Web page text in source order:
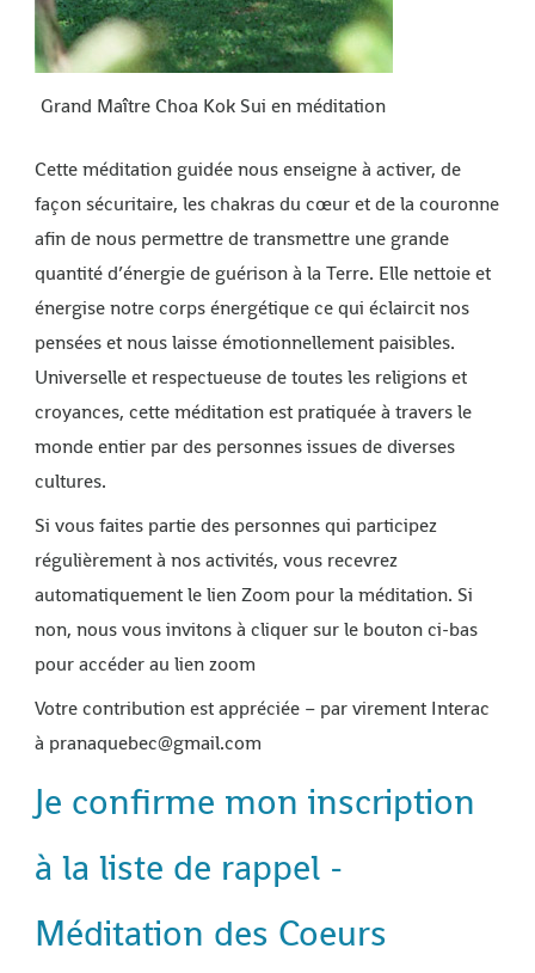
Grand Maître Choa Kok Sui en méditation
Cette méditation guidée nous enseigne à activer, de
façon sécuritaire, les chakras du cœur et de la couronne
afin de nous permettre de transmettre une grande
quantité d’énergie de guérison à la Terre. Elle nettoie et
énergise notre corps énergétique ce qui éclaircit nos
pensées et nous laisse émotionnellement paisibles.
Universelle et respectueuse de toutes les religions et
croyances, cette méditation est pratiquée à travers le
monde entier par des personnes issues de diverses
cultures.
Si vous faites partie des personnes qui participez
régulièrement à nos activités, vous recevrez
automatiquement le lien Zoom pour la méditation. Si
non, nous vous invitons à cliquer sur le bouton ci-bas
pour accéder au lien zoom
Votre contribution est appréciée – par virement Interac
à pranaquebec@gmail.com
Je confirme mon inscription
à la liste de rappel -
Méditation des Coeurs